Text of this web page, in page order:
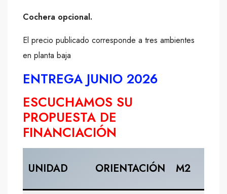
Cochera opcional.
El precio publicado corresponde a tres ambientes
en planta baja
ENTREGA JUNIO 2026
ESCUCHAMOS SU
PROPUESTA DE
FINANCIACIÓN
UNIDAD ORIENTACIÓN M2